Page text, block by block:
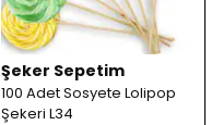
Şeker Sepetim
100 Adet Sosyete Lolipop
Şekeri L34